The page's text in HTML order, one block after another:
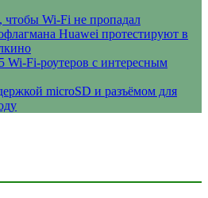
чтобы Wi-Fi не пропадал
Huawei протестируют в
Wi-Fi-роутеров с интересным
microSD и разъёмом для